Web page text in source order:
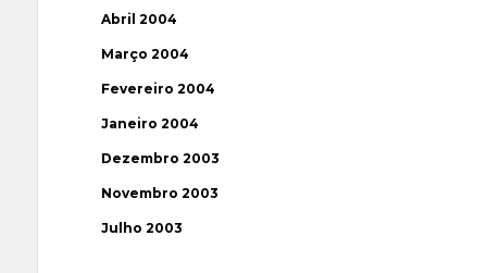
Abril 2004
Março 2004
Fevereiro 2004
Janeiro 2004
Dezembro 2003
Novembro 2003
Julho 2003